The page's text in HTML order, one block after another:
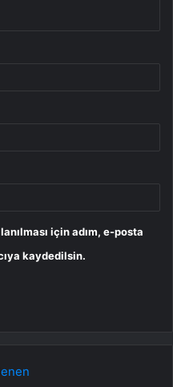
için adım, e-posta
kaydedilsin.